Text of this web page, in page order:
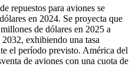
repuestos para aviones se
en 2024. Se proyecta que
de dólares en 2025 a
exhibiendo una tasa
el período previsto. América del
de aviones con una cuota de